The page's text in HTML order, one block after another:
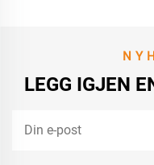
LEGG IGJEN